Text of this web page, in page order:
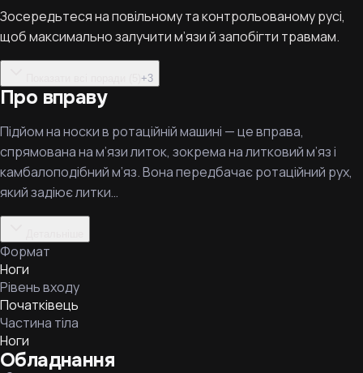
Зосередьтеся на повільному та контрольованому русі,
щоб максимально залучити м’язи й запобігти травмам.
+3
Про вправу
Підйом на носки в ротаційній машині — це вправа,
спрямована на м’язи литок, зокрема на литковий м’яз і
камбалоподібний м’яз. Вона передбачає ротаційний рух,
який задіює литки…
Формат
Ноги
Рівень входу
Початківець
Частина тіла
Ноги
Обладнання